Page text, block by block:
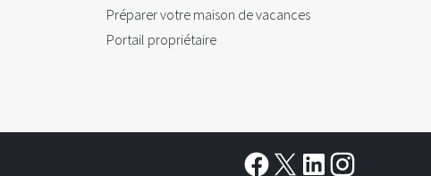
Préparer votre maison de vacances
Portail propriétaire